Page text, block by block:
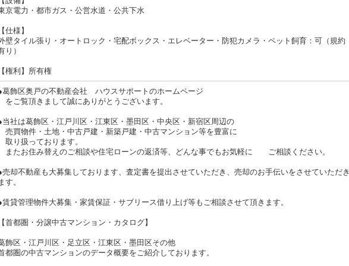
京電力・都市ガス・公営水道・公共下水
仕様】
壁タイル張り・オートロック・宅配ボックス・エレベーター・防犯カメラ・ペット飼育：可（規約
り）
権利】所有権
葛飾区奥戸の不動産会社 ハウスサポートのホームページ
ご覧頂きまして誠にありがとうございます。
当社は葛飾区・江戸川区・江東区・墨田区・中央区・新宿区周辺の
買物件・土地・中古戸建・新築戸建・中古マンション等を豊富に
り扱っております。
たお住み替えのご相談や住宅ローンの返済等、どんな事でもお気軽に ご相談ください。
売却不動産も大募集しております、査定書を提出させていただき、売却のお手伝いをさせていただき
す。
賃貸管理物件大募集・家賃保証・サブリース借り上げ等もご相談させて頂きます。
首都圏・分譲中古マンション・カタログ】
飾区・江戸川区・足立区・江東区・墨田区その他
都圏の中古マンションのデータ概要をご紹介しております。